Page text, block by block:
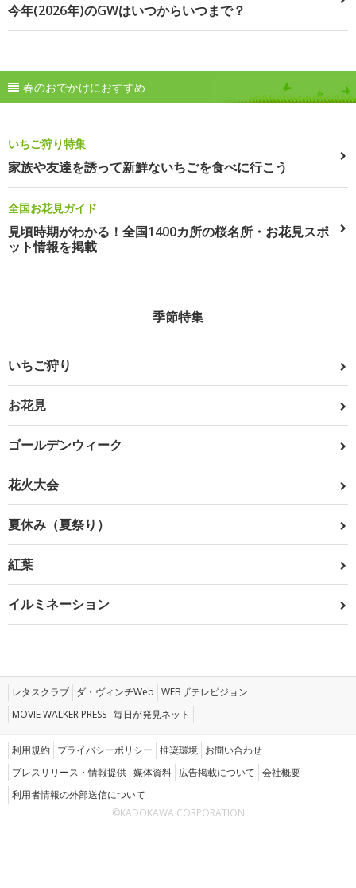
今年(2026年)のGWはいつからいつまで？
春のおでかけにおすすめ
いちご狩り特集
家族や友達を誘って新鮮ないちごを食べに行こう
全国お花見ガイド
見頃時期がわかる！全国1400カ所の桜名所・お花見スポ
ット情報を掲載
季節特集
いちご狩り
お花見
ゴールデンウィーク
花火大会
夏休み（夏祭り）
紅葉
イルミネーション
レタスクラブ ダ・ヴィンチWeb WEBザテレビジョン
MOVIE WALKER PRESS 毎日が発見ネット
利用規約 プライバシーポリシー 推奨環境 お問い合わせ
プレスリリース・情報提供 媒体資料 広告掲載について 会社概要
利用者情報の外部送信について
©KADOKAWA CORPORATION